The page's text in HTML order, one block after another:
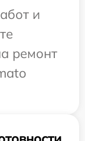
и
ремонт